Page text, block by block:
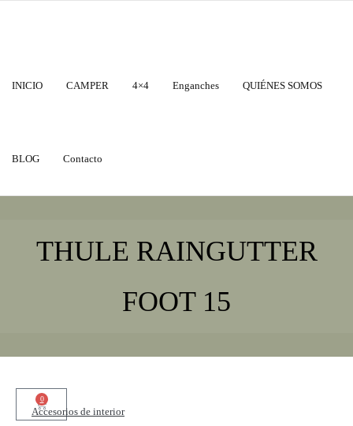
INICIO CAMPER 4×4 Enganches QUIÉNES SOMOS
BLOG Contacto
THULE RAINGUTTER
FOOT 15
0
Accesorios de interior